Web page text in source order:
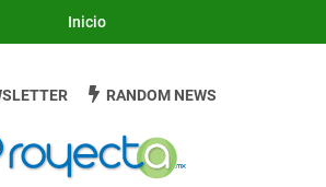
Inicio
RANDOM NEWS